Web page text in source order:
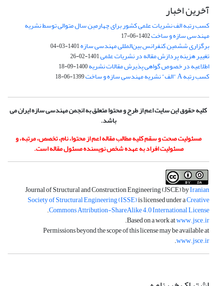
آخرین اخبار
کسب رتبه الف نشریات علمی کشور برای چهارمین سال متوالی توسط نشریه
مهندسی سازه و ساخت1402-06-17
برگزاری ششمین کنفرانس بین‌المللی مهندسی سازه1401-03-04
تغییر هزینه پردازش مقاله در نشریات علمی1401-02-26
اطلاعیه در خصوص گواهی پذیرش مقالات نشریه1400-09-18
کسب رتبه A "الف" نشریه مهندسی سازه و ساخت 1399-06-18
کلیه حقوق این سایت اعم از طرح و محتوا متعلق به انجمن مهندسی سازه ایران می
باشد.
مسئولیت صحت و سقم کلیه مطالب مقاله اعم از محتوا، نام، تخصص، مرتبه، و
مسئولیت افراد به عهده شخص نویسنده مسئول مقاله است.
Journal of Structural and Construction Engineering (JSCE) byIranian
Society of Structural Engineering (ISSE)is licensed under aCreative
Commons Attribution-ShareAlike 4.0 International License
.
Based on a work atwww.jsce.ir
.
Permissions beyond the scope of this license may be available at
www.jsce.ir
.